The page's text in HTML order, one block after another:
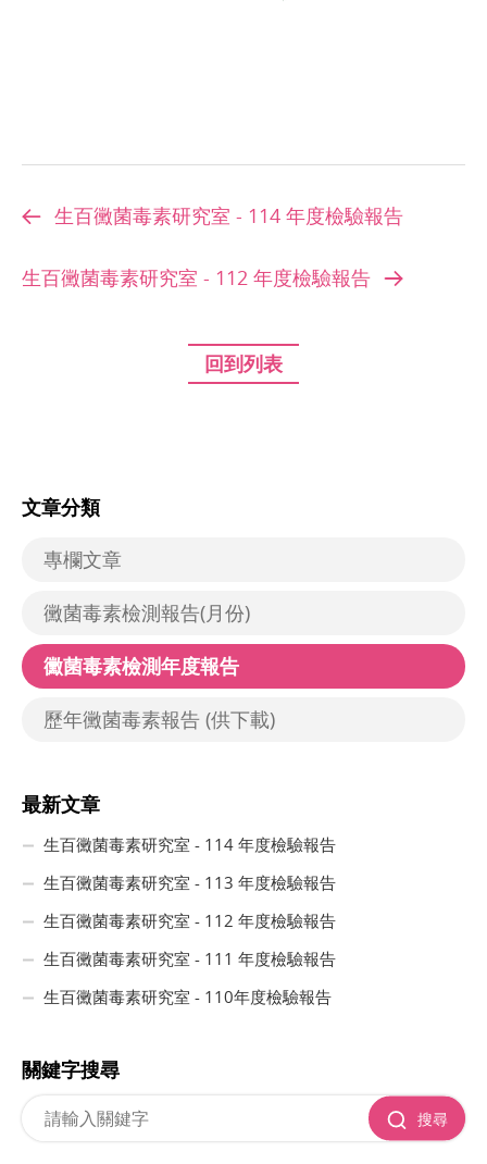
生百黴菌毒素研究室 - 114 年度檢驗報告
生百黴菌毒素研究室 - 112 年度檢驗報告
回到列表
文章分類
專欄文章
黴菌毒素檢測報告(月份)
黴菌毒素檢測年度報告
歷年黴菌毒素報告 (供下載)
最新文章
生百黴菌毒素研究室 - 114 年度檢驗報告
生百黴菌毒素研究室 - 113 年度檢驗報告
生百黴菌毒素研究室 - 112 年度檢驗報告
生百黴菌毒素研究室 - 111 年度檢驗報告
生百黴菌毒素研究室 - 110年度檢驗報告
關鍵字搜尋
搜尋